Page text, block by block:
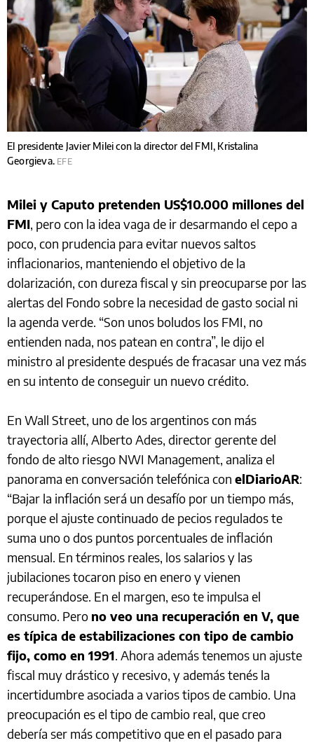
El presidente Javier Milei con la director del FMI, Kristalina
Georgieva. EFE
Milei y Caputo pretenden US$10.000 millones del
FMI, pero con la idea vaga de ir desarmando el cepo a
poco, con prudencia para evitar nuevos saltos
inflacionarios, manteniendo el objetivo de la
dolarización, con dureza fiscal y sin preocuparse por las
alertas del Fondo sobre la necesidad de gasto social ni
la agenda verde. “Son unos boludos los FMI, no
entienden nada, nos patean en contra”, le dijo el
ministro al presidente después de fracasar una vez más
en su intento de conseguir un nuevo crédito.
En Wall Street, uno de los argentinos con más
trayectoria allí, Alberto Ades, director gerente del
fondo de alto riesgo NWI Management, analiza el
panorama en conversación telefónica con elDiarioAR:
“Bajar la inflación será un desafío por un tiempo más,
porque el ajuste continuado de pecios regulados te
suma uno o dos puntos porcentuales de inflación
mensual. En términos reales, los salarios y las
jubilaciones tocaron piso en enero y vienen
recuperándose. En el margen, eso te impulsa el
consumo. Pero no veo una recuperación en V, que
es típica de estabilizaciones con tipo de cambio
fijo, como en 1991. Ahora además tenemos un ajuste
fiscal muy drástico y recesivo, y además tenés la
incertidumbre asociada a varios tipos de cambio. Una
preocupación es el tipo de cambio real, que creo
debería ser más competitivo que en el pasado para